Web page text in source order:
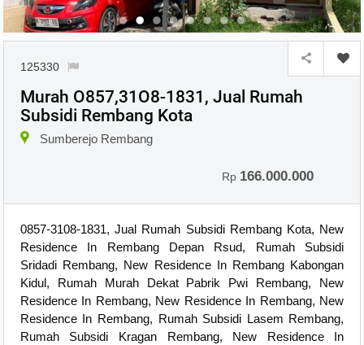
125330
Murah O857,31O8-1831, Jual Rumah
Subsidi Rembang Kota
Sumberejo Rembang
Rp 166.000.000
0857-3108-1831, Jual Rumah Subsidi Rembang Kota, New
Residence In Rembang Depan Rsud, Rumah Subsidi
Sridadi Rembang, New Residence In Rembang Kabongan
Kidul, Rumah Murah Dekat Pabrik Pwi Rembang, New
Residence In Rembang, New Residence In Rembang, New
Residence In Rembang, Rumah Subsidi Lasem Rembang,
Rumah Subsidi Kragan Rembang, New Residence In